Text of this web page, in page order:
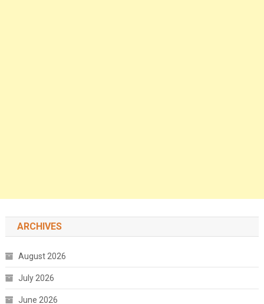
ARCHIVES
August 2026
July 2026
June 2026